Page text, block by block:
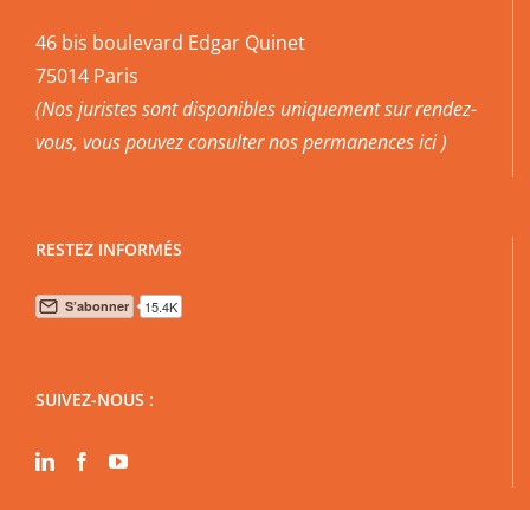
46 bis boulevard Edgar Quinet
75014 Paris
(Nos juristes sont disponibles uniquement sur rendez-
vous, vous pouvezconsulter nos permanences ici )
RESTEZ INFORMÉS
SUIVEZ-NOUS :